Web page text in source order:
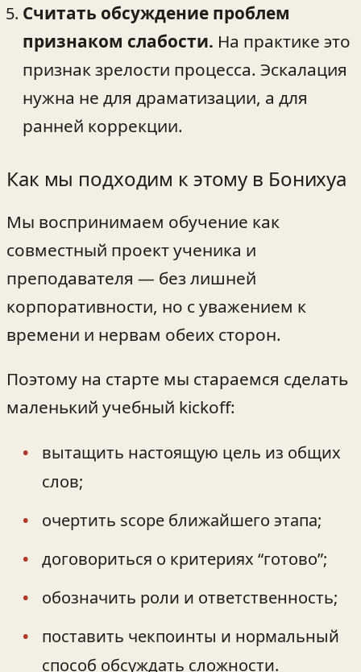
Считать обсуждение проблем
признаком слабости. На практике это
признак зрелости процесса. Эскалация
нужна не для драматизации, а для
ранней коррекции.
Как мы подходим к этому в Бонихуа
Мы воспринимаем обучение как
совместный проект ученика и
преподавателя — без лишней
корпоративности, но с уважением к
времени и нервам обеих сторон.
Поэтому на старте мы стараемся сделать
маленький учебный kickoff:
вытащить настоящую цель из общих
слов;
очертить scope ближайшего этапа;
договориться о критериях “готово”;
обозначить роли и ответственность;
поставить чекпоинты и нормальный
способ обсуждать сложности.